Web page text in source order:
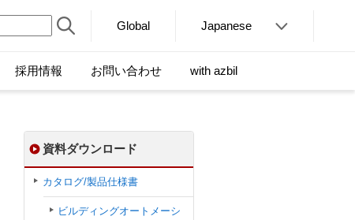
Global Japanese
採用情報 お問い合わせ with azbil
資料ダウンロード
カタログ/製品仕様書
ビルディングオートメーシ